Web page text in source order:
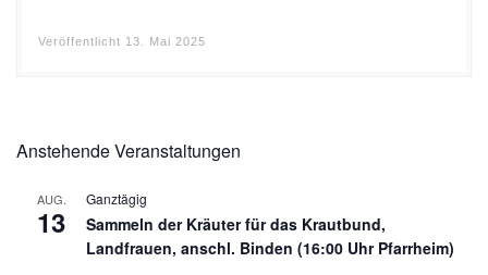
Veröffentlicht 13. Mai 2025
Anstehende Veranstaltungen
AUG.
13
Ganztägig
Sammeln der Kräuter für das Krautbund,
Landfrauen, anschl. Binden (16:00 Uhr Pfarrheim)